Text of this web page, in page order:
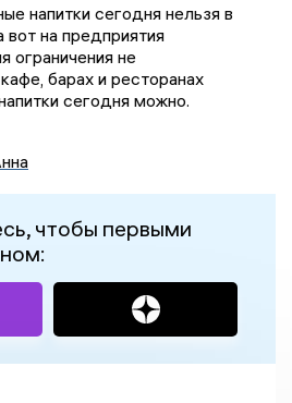
напитки сегодня нельзя в
вот на предприятия
ограничения не
барах и ресторанах
сегодня можно.
чтобы первыми